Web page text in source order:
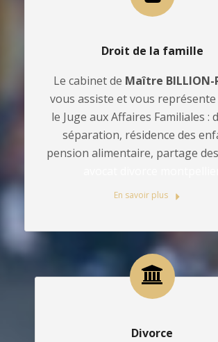
Droit de la famille
Le cabinet de Maître BILLION-
vous assiste et vous
le Juge aux Affaires Familiales :
séparation, résidence des
pension alimentaire, partage
En savoir plus
Divorce